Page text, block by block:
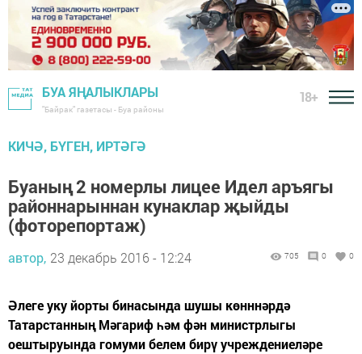
БУА ЯҢАЛЫКЛАРЫ
"Байрак" газетасы - Буа районы
18+
КИЧӘ, БҮГЕН, ИРТӘГӘ
Буаның 2 номерлы лицее Идел аръягы
районнарыннан кунаклар җыйды
(фоторепортаж)
автор, 23 декабрь 2016 - 12:24 705 0 0
Әлеге уку йорты бинасында шушы көнннәрдә
Татарстанның Мәгариф һәм фән министрлыгы
оештыруында гомуми белем бирү учреждениеләре